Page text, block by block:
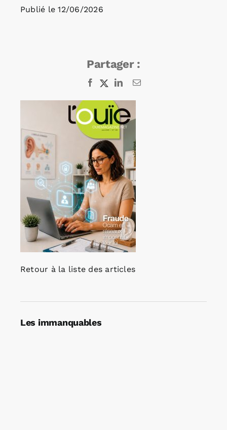
Publié le 12/06/2026
Partager :
Facebook
X LinkedInEmail
Retour à la liste des articles
Les immanquables